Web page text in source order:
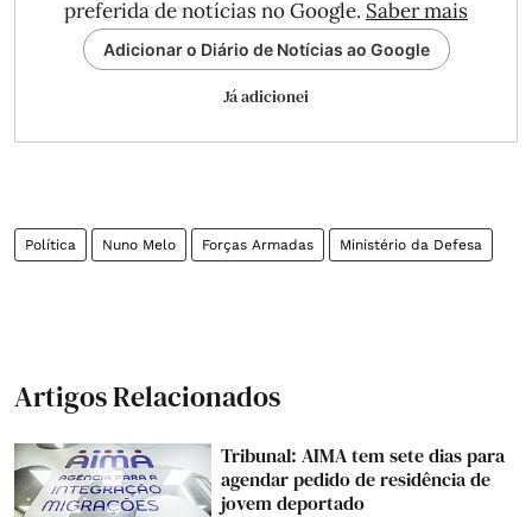
preferida de notícias no Google. Saber mais
Adicionar o Diário de Notícias ao Google
Já adicionei
Política Nuno Melo Forças Armadas Ministério da Defesa
Artigos Relacionados
Tribunal: AIMA tem sete dias para
agendar pedido de residência de
jovem deportado